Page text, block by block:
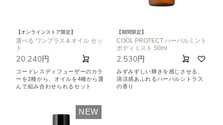
【オンラインストア限定】
選べる ワンプラス＆オイル セッ
ト
20,240円
コードレスディフューザーのカラ
ーを2種から、オイルを4種から選
んで組み合わせられるセット
【期間限定】
COOL PROTECT ハーバルミント
ボディミスト 50ml
2,530円
みずみずしい輝きを感じさせる、
清涼感あふれるハーバルシトラス
の香り
NEW